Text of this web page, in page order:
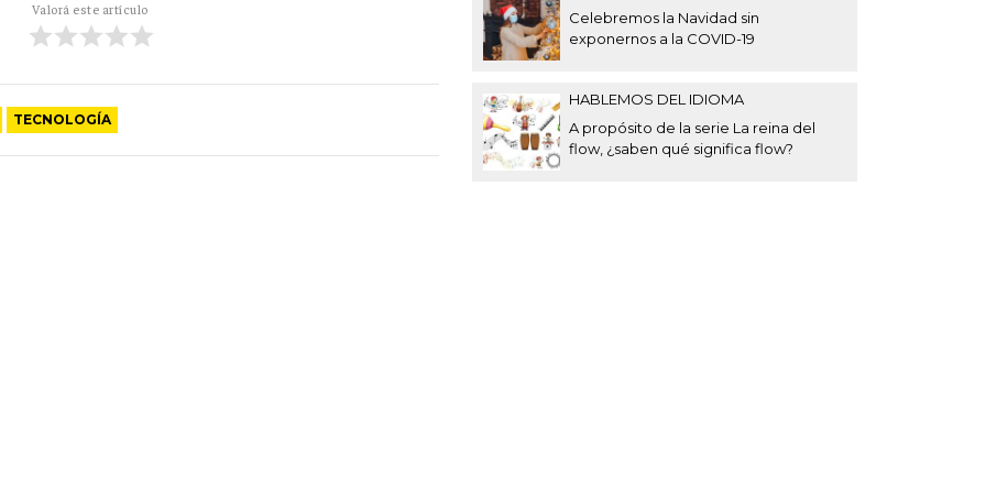
Valorá este artículo
TECNOLOGÍA
Celebremos la Navidad sin
exponernos a la COVID-19
HABLEMOS DEL IDIOMA
A propósito de la serie La reina del
flow, ¿saben qué significa flow?